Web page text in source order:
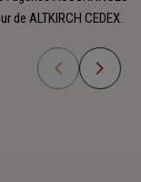
de ALTKIRCH CEDEX.